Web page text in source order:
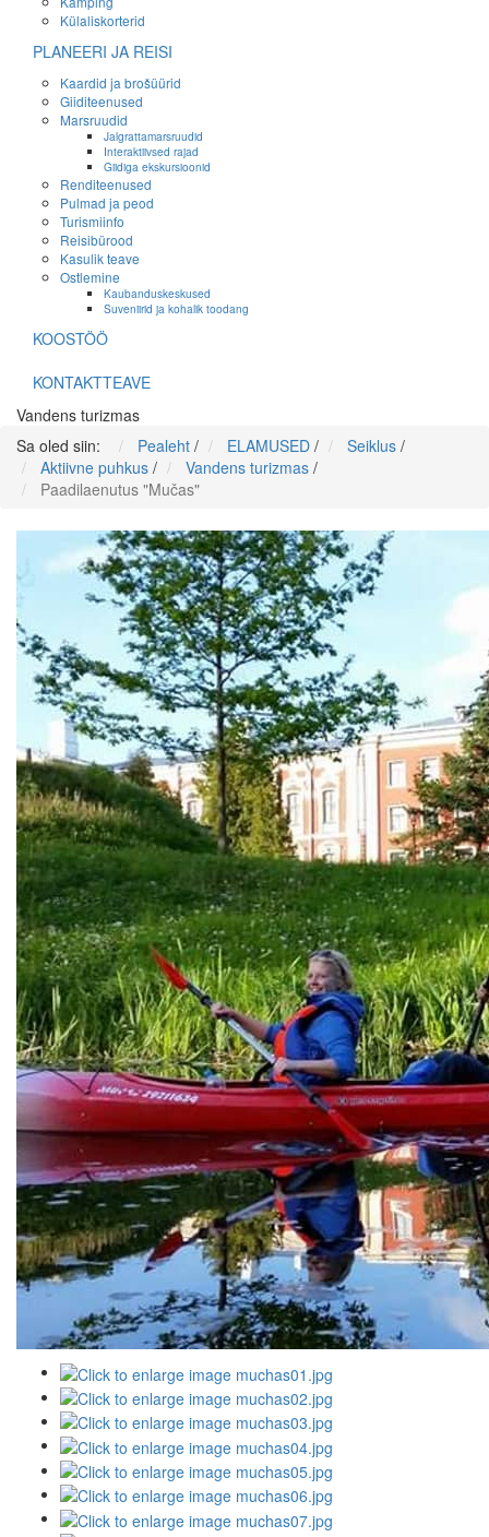
Külaliskorterid
PLANEERI JA REISI
Kaardid ja brošüürid
Giiditeenused
Marsruudid
Jalgrattamarsruudid
Interaktiivsed rajad
Giidiga ekskursioonid
Renditeenused
Pulmad ja peod
Turismiinfo
Reisibürood
Kasulik teave
Ostlemine
Kaubanduskeskused
Suveniirid ja kohalik toodang
KOOSTÖÖ
KONTAKTTEAVE
Vandens turizmas
Sa oled siin:
Pealeht / ELAMUSED / Seiklus /
Aktiivne puhkus / Vandens turizmas /
Paadilaenutus "Mučas"